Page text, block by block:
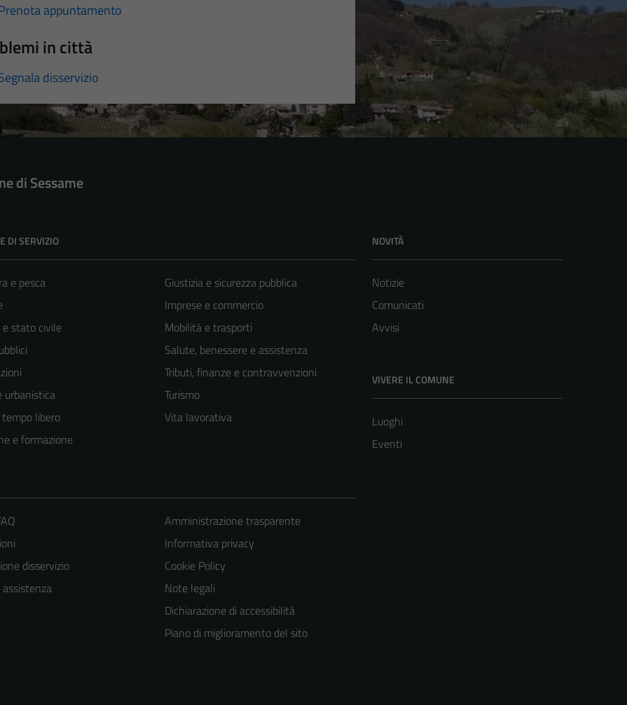
appuntamento
in città
disservizio
di Sessame
DI SERVIZIO
e pesca
stato civile
urbanistica
libero
e formazione
Giustizia e sicurezza pubblica
Imprese e commercio
Mobilità e trasporti
Salute, benessere e assistenza
Tributi, finanze e contravvenzioni
Turismo
Vita lavorativa
NOVITÀ
Notizie
Comunicati
Avvisi
VIVERE IL COMUNE
Luoghi
Eventi
disservizio
Amministrazione trasparente
Informativa privacy
Cookie Policy
Note legali
Dichiarazione di accessibilità
Piano di miglioramento del sito